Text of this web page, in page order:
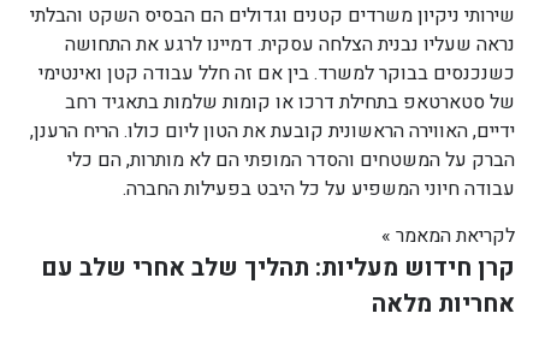
שירותי ניקיון משרדים קטנים וגדולים הם הבסיס השקט והבלתי
נראה שעליו נבנית הצלחה עסקית. דמיינו לרגע את התחושה
כשנכנסים בבוקר למשרד. בין אם זה חלל עבודה קטן ואינטימי
של סטארטאפ בתחילת דרכו או קומות שלמות בתאגיד רחב
ידיים, האווירה הראשונית קובעת את הטון ליום כולו. הריח הרענן,
הברק על המשטחים והסדר המופתי הם לא מותרות, הם כלי
עבודה חיוני המשפיע על כל היבט בפעילות החברה.
לקריאת המאמר »
קרן חידוש מעליות: תהליך שלב אחרי שלב עם
אחריות מלאה